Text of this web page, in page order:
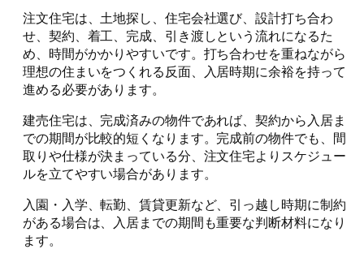
注文住宅は、土地探し、住宅会社選び、設計打ち合わ
せ、契約、着工、完成、引き渡しという流れになるた
め、時間がかかりやすいです。打ち合わせを重ねながら
理想の住まいをつくれる反面、入居時期に余裕を持って
進める必要があります。
建売住宅は、完成済みの物件であれば、契約から入居ま
での期間が比較的短くなります。完成前の物件でも、間
取りや仕様が決まっている分、注文住宅よりスケジュー
ルを立てやすい場合があります。
入園・入学、転勤、賃貸更新など、引っ越し時期に制約
がある場合は、入居までの期間も重要な判断材料になり
ます。